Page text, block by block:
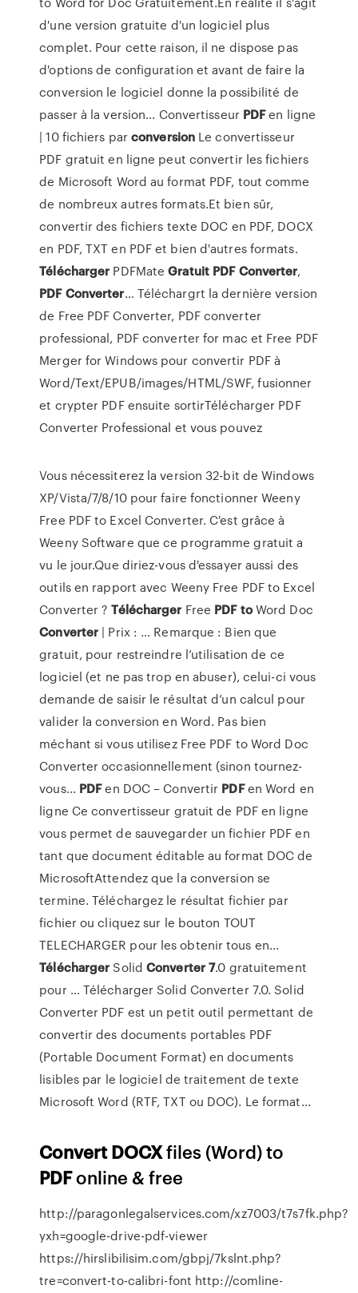
d'une version gratuite d'un logiciel plus
complet. Pour cette raison, il ne dispose pas
d'options de configuration et avant de faire la
conversion le logiciel donne la possibilité de
passer à la version... Convertisseur PDFen ligne
| 10 fichiers parconversion Le convertisseur
PDF gratuit en ligne peut convertir les fichiers
de Microsoft Word au format PDF, tout comme
de nombreux autres formats.Et bien sûr,
convertir des fichiers texte DOC en PDF, DOCX
en PDF, TXT en PDF et bien d'autres formats.
Télécharger PDFMateGratuit PDF Converter,
PDF Converter… Téléchargrt la dernière version
de Free PDF Converter, PDF converter
professional, PDF converter for mac et Free PDF
Merger for Windows pour convertir PDF à
Word/Text/EPUB/images/HTML/SWF, fusionner
et crypter PDF ensuite sortirTélécharger PDF
Converter Professional et vous pouvez
Vous nécessiterez la version 32-bit de Windows
XP/Vista/7/8/10 pour faire fonctionner Weeny
Free PDF to Excel Converter. C'est grâce à
Weeny Software que ce programme gratuit a
vu le jour.Que diriez-vous d'essayer aussi des
outils en rapport avec Weeny Free PDF to Excel
Converter ?Télécharger Free PDF toWord Doc
Converter | Prix : … Remarque : Bien que
gratuit, pour restreindre l’utilisation de ce
logiciel (et ne pas trop en abuser), celui-ci vous
demande de saisir le résultat d’un calcul pour
valider la conversion en Word. Pas bien
méchant si vous utilisez Free PDF to Word Doc
Converter occasionnellement (sinon tournez-
vous... PDFen DOC – Convertir PDFen Word en
ligne Ce convertisseur gratuit de PDF en ligne
vous permet de sauvegarder un fichier PDF en
tant que document éditable au format DOC de
MicrosoftAttendez que la conversion se
termine. Téléchargez le résultat fichier par
fichier ou cliquez sur le bouton TOUT
TELECHARGER pour les obtenir tous en...
Télécharger SolidConverter7.0 gratuitement
pour … Télécharger Solid Converter 7.0. Solid
Converter PDF est un petit outil permettant de
convertir des documents portables PDF
(Portable Document Format) en documents
lisibles par le logiciel de traitement de texte
Microsoft Word (RTF, TXT ou DOC). Le format...
ConvertDOCXfiles (Word) to
PDFonline & free
http://paragonlegalservices.com/xz7003/t7s7fk.php?
yxh=google-drive-pdf-viewer
https://hirslibilisim.com/gbpj/7kslnt.php?
tre=convert-to-calibri-font http://comline-